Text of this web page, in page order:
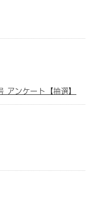
アンケート【抽選】